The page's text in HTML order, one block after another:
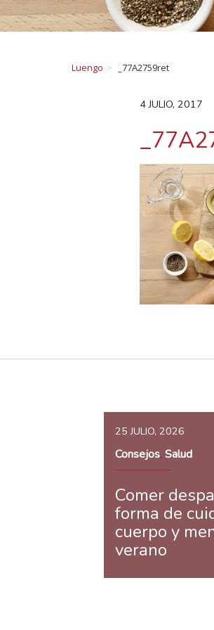
Luengo _77A2759ret
4 JULIO, 2017
25 JULIO, 2026
Consejos, Salud
Comer
forma de
cuerpo y
verano